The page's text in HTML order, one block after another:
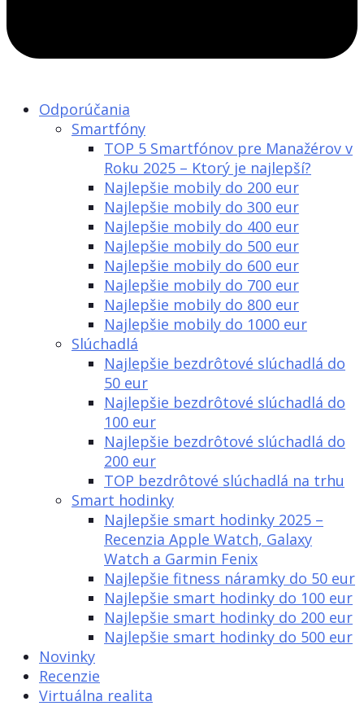
Odporúčania
Smartfóny
TOP 5 Smartfónov pre Manažérov v
Roku 2025 – Ktorý je najlepší?
Najlepšie mobily do 200 eur
Najlepšie mobily do 300 eur
Najlepšie mobily do 400 eur
Najlepšie mobily do 500 eur
Najlepšie mobily do 600 eur
Najlepšie mobily do 700 eur
Najlepšie mobily do 800 eur
Najlepšie mobily do 1000 eur
Slúchadlá
Najlepšie bezdrôtové slúchadlá do
50 eur
Najlepšie bezdrôtové slúchadlá do
100 eur
Najlepšie bezdrôtové slúchadlá do
200 eur
TOP bezdrôtové slúchadlá na trhu
Smart hodinky
Najlepšie smart hodinky 2025 –
Recenzia Apple Watch, Galaxy
Watch a Garmin Fenix
Najlepšie fitness náramky do 50 eur
Najlepšie smart hodinky do 100 eur
Najlepšie smart hodinky do 200 eur
Najlepšie smart hodinky do 500 eur
Novinky
Recenzie
Virtuálna realita